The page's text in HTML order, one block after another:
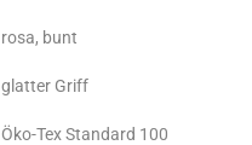
rosa, bunt
glatter Griff
Öko-Tex Standard 100